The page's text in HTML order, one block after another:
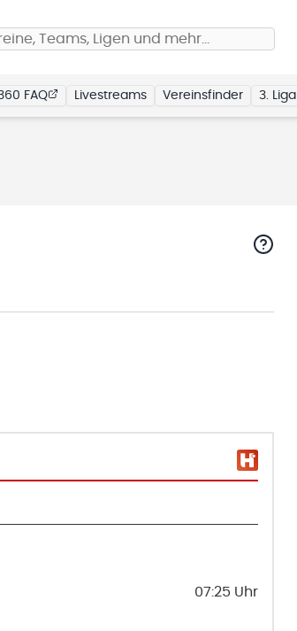
Teams, Ligen und mehr…
FAQ Livestreams Vereinsfinder 3. Liga
07:25 Uhr